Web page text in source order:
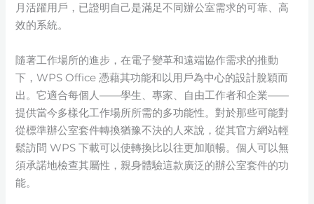
月活躍用戶，已證明自己是滿足不同辦公室需求的可靠、高
效的系統。
隨著工作場所的進步，在電子變革和遠端協作需求的推動
下，WPS Office 憑藉其功能和以用戶為中心的設計脫穎而
出。它適合每個人——學生、專家、自由工作者和企業——
提供當今多樣化工作場所所需的多功能性。對於那些可能對
從標準辦公室套件轉換猶豫不決的人來說，從其官方網站輕
鬆訪問 WPS 下載可以使轉換比以往更加順暢。個人可以無
須承諾地檢查其屬性，親身體驗這款廣泛的辦公室套件的功
能。